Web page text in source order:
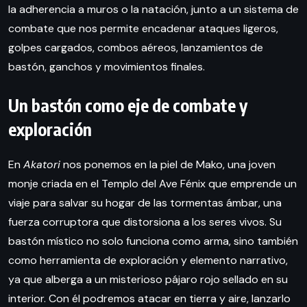
la adherencia a muros o la natación, junto a un sistema de
combate que nos permite encadenar ataques ligeros,
golpes cargados, combos aéreos, lanzamientos de
bastón, ganchos y movimientos finales.
Un bastón como eje de combate y
exploración
En Akatorinos ponemos en la piel de Mako, una joven
monje criada en el Templo del Ave Fénix que emprende un
viaje para salvar su hogar de las tormentas ámbar, una
fuerza corruptora que distorsiona a los seres vivos. Su
bastón místico no solo funciona como arma, sino también
como herramienta de exploración y elemento narrativo,
ya que alberga a un misterioso pájaro rojo sellado en su
interior. Con él podremos atacar en tierra y aire, lanzarlo